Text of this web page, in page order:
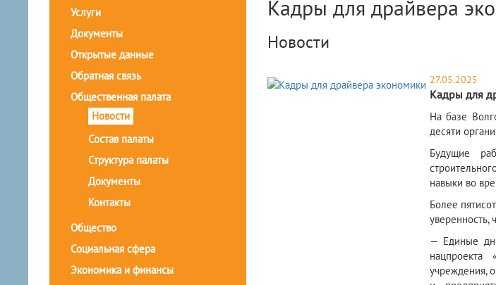
Услуги
Документы
Открытые данные
Обратная связь
Общественная палата
Новости
Состав палаты
Структура палаты
Документы
Контакты
Общество
Социальная сфера
Экономика и финансы
Кадры для драйвера
Новости
27.05.2025
Кадры для
​На базе
десяти
Будущие
навыки во
Более
уверенность,
— Единые
нацпроекта
учреждения,